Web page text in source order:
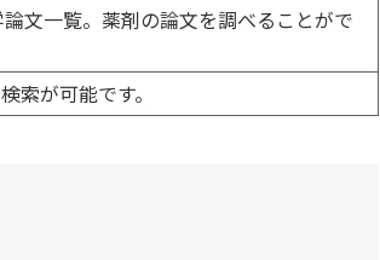
文一覧。薬剤の論文を調べることがで
索が可能です。